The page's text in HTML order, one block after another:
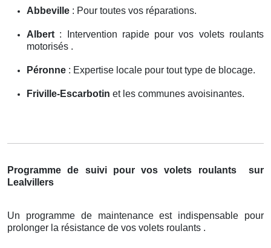
Abbeville : Pour toutes vos réparations.
Albert : Intervention rapide pour vos volets roulants
motorisés .
Péronne : Expertise locale pour tout type de blocage.
Friville-Escarbotin et les communes avoisinantes.
Programme de suivi pour vos volets roulants
sur
Lealvillers
Un programme de maintenance est indispensable pour
prolonger la résistance de vos volets roulants .